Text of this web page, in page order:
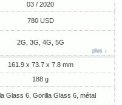
03 / 2020
780 USD
2G, 3G, 4G, 5G
plus ↓
161.9 x 73.7 x 7.8 mm
188 g
Glass 6, Gorilla Glass 6, métal